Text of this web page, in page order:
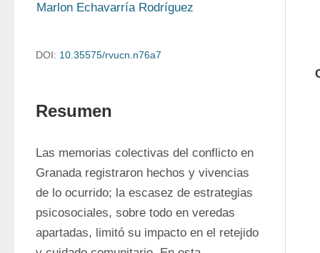
Marlon Echavarría Rodríguez
DOI: 10.35575/rvucn.n76a7
Resumen
Las memorias colectivas del conflicto en
Granada registraron hechos y vivencias
de lo ocurrido; la escasez de estrategias
psicosociales, sobre todo en veredas
apartadas, limitó su impacto en el retejido